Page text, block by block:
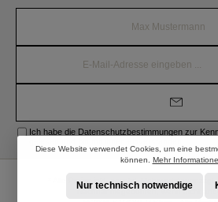
Mail-
Ich habe die Datenschutzbestimmungen zur
* Alle Preise inkl. gesetzl. Mehrwertsteuer zzgl.
Nachnahmegebühren, wenn nicht
Diese Website verwendet Cookies, um eine
können. Mehr
Nur technisch notwendige